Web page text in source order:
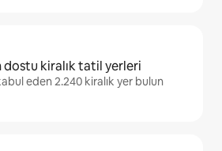
dostu kiralık tatil yerleri
eden 2.240 kiralık yer bulun